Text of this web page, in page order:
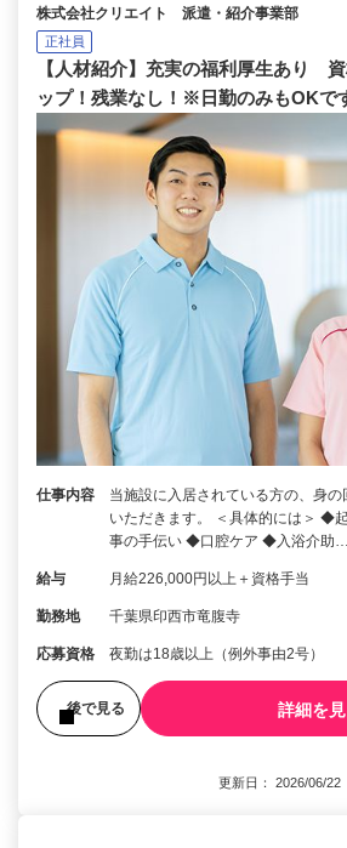
株式会社クリエイト 派遣・紹介事業部
正社員
【人材紹介】充実の福利厚生あり
ップ！残業なし！※日勤のみもOKで
仕事内容
当施設に入居されている方の、身
いただきます。 ＜具体的には＞ ◆
事の手伝い ◆口腔ケア ◆入浴介助…
給与 月給226,000円以上＋資格手当
勤務地 千葉県印西市竜腹寺
応募資格 夜勤は18歳以上（例外事由2号）
後で見る 詳細を
更新日： 2026/06/